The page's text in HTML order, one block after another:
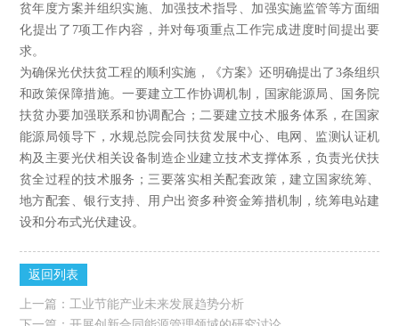
贫年度方案并组织实施、加强技术指导、加强实施监管等方面细
化提出了7项工作内容，并对每项重点工作完成进度时间提出要
求。
为确保光伏扶贫工程的顺利实施，《方案》还明确提出了3条组织
和政策保障措施。一要建立工作协调机制，国家能源局、国务院
扶贫办要加强联系和协调配合；二要建立技术服务体系，在国家
能源局领导下，水规总院会同扶贫发展中心、电网、监测认证机
构及主要光伏相关设备制造企业建立技术支撑体系，负责光伏扶
贫全过程的技术服务；三要落实相关配套政策，建立国家统筹、
地方配套、银行支持、用户出资多种资金筹措机制，统筹电站建
设和分布式光伏建设。
返回列表
上一篇： 工业节能产业未来发展趋势分析